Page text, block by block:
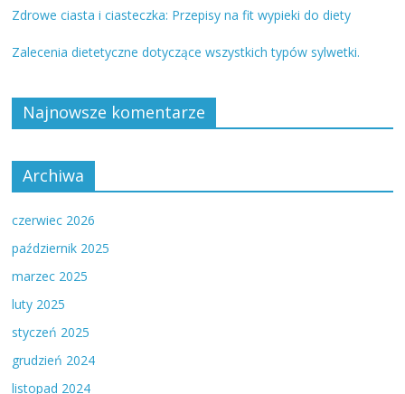
Zdrowe ciasta i ciasteczka: Przepisy na fit wypieki do diety
Zalecenia dietetyczne dotyczące wszystkich typów sylwetki.
Najnowsze komentarze
Archiwa
czerwiec 2026
październik 2025
marzec 2025
luty 2025
styczeń 2025
grudzień 2024
listopad 2024